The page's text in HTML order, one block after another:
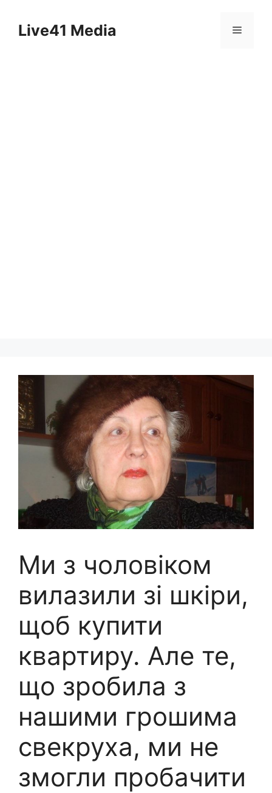
contentLive41 Media Menu
Ми з чоловіком
вилазили зі шкіри,
щоб купити
квартиру. Але те,
що зробила з
нашими грошима
свекруха, ми не
змогли пробачити